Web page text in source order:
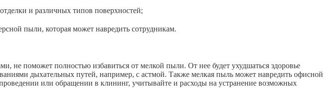
и различных типов поверхностей;
пыли, которая может навредить сотрудникам.
не поможет полностью избавиться от мелкой пыли. От нее будет ухудшаться здоровье
дыхательных путей, например, с астмой. Также мелкая пыль может навредить офисной
или обращении в клининг, учитывайте и расходы на устранение возможных